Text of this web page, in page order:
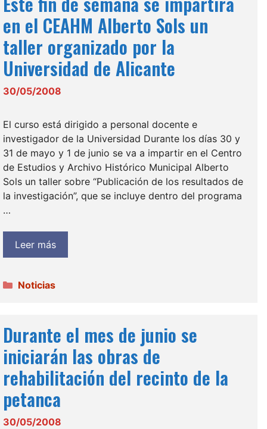
en el CEAHM Alberto Sols un
taller organizado por la
Universidad de Alicante
30/05/2008
El curso está dirigido a personal docente e
investigador de la Universidad Durante los días 30 y
31 de mayo y 1 de junio se va a impartir en el Centro
de Estudios y Archivo Histórico Municipal Alberto
Sols un taller sobre “Publicación de los resultados de
la investigación”, que se incluye dentro del programa
…
Leer más
Categorías
Noticias
Durante el mes de junio se
iniciarán las obras de
rehabilitación del recinto de la
petanca
30/05/2008